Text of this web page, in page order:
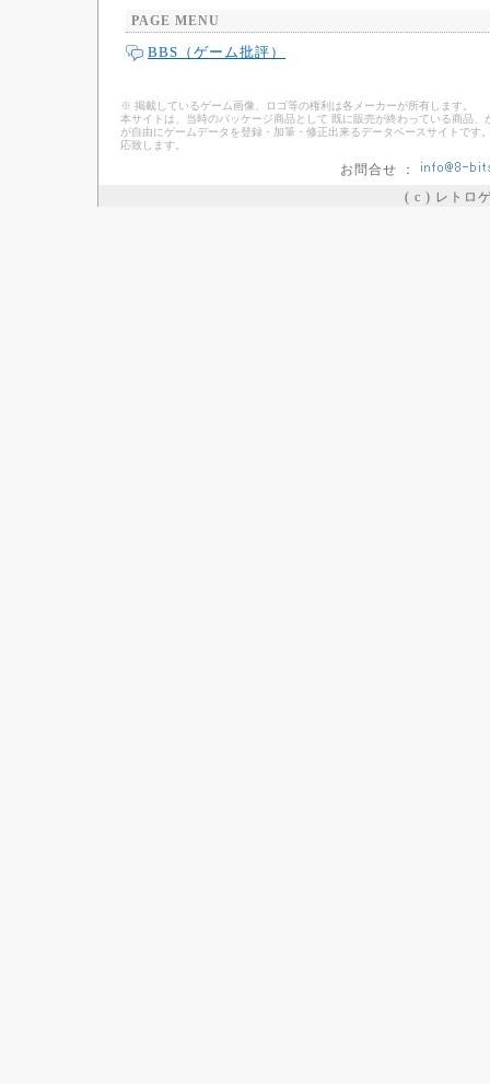
PAGE MENU
BBS（ゲーム批評）
※ 掲載しているゲーム画像、ロゴ等の権利は各メーカーが所有します。
本サイトは、当時のパッケージ商品として 既に販売が終わっている商品
が自由にゲームデータを登録・加筆・修正出来るデータベースサイトで
応致します。
お問合せ ：
( c ) レトロ